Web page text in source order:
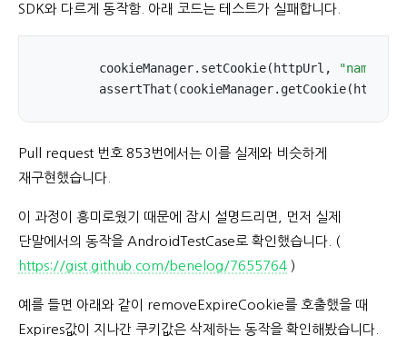
SDK와 다르게 동작함. 아래 코드는 테스트가 실패합니다.
	cookieManager.setCookie(httpUrl,
Pull request 번호 853번에서는 이를 실제와 비슷하게
재구현했습니다.
이 과정이 흥미로웠기 때문에 잠시 설명드리면, 먼저 실제
단말에서의 동작을 AndroidTestCase로 확인했습니다. (
https://gist.github.com/benelog/7655764 )
예를 들면 아래와 같이 removeExpireCookie를 호출했을 때
Expires값이 지나간 쿠키값은 삭제하는 동작을 확인해봤습니다.